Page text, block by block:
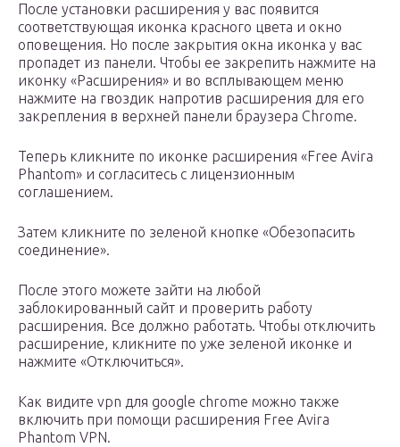
После установки расширения у вас появится
соответствующая иконка красного цвета и окно
оповещения. Но после закрытия окна иконка у вас
пропадет из панели. Чтобы ее закрепить нажмите на
иконку «Расширения» и во всплывающем меню
нажмите на гвоздик напротив расширения для его
закрепления в верхней панели браузера Chrome.
Теперь кликните по иконке расширения «Free Avira
Phantom» и согласитесь с лицензионным
соглашением.
Затем кликните по зеленой кнопке «Обезопасить
соединение».
После этого можете зайти на любой
заблокированный сайт и проверить работу
расширения. Все должно работать. Чтобы отключить
расширение, кликните по уже зеленой иконке и
нажмите «Отключиться».
Как видите vpn для google chrome можно также
включить при помощи расширения Free Avira
Phantom VPN.